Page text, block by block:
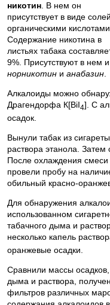
никотин. В нем он
присутствует в виде
органическими
Содержание никотина в
листьях табака
9%. Присутствуют в нем
норникотин и анабазин.
Алкалоиды можно
Драгендорфа К[ВiI4]. С
осадок.
Вынули табак из
раствора этанола.
После охлаждения
провели пробу на
обильный красно-
Для обнаружения
использованном
табачного дыма и
несколько капель
оранжевые осадки.
Сравнили массы
дыма и раствора,
фильтров различных